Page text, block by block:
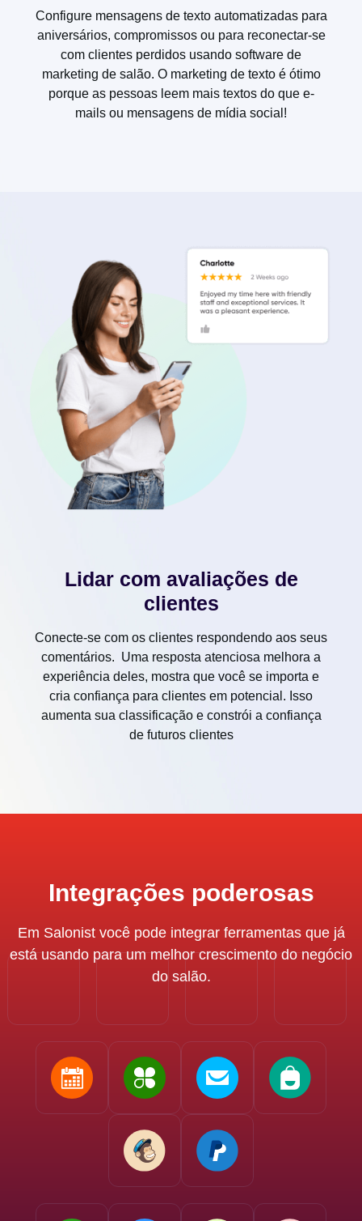
Configure mensagens de texto automatizadas para
aniversários, compromissos ou para reconectar-se
com clientes perdidos usando software de
marketing de salão. O marketing de texto é ótimo
porque as pessoas leem mais textos do que e-
mails ou mensagens de mídia social!
Lidar com avaliações de
clientes
Conecte-se com os clientes respondendo aos seus
comentários. Uma resposta atenciosa melhora a
experiência deles, mostra que você se importa e
cria confiança para clientes em potencial. Isso
aumenta sua classificação e constrói a confiança
de futuros clientes
Integrações poderosas
Em Salonist você pode integrar ferramentas que já
está usando para um melhor crescimento do negócio
do salão.